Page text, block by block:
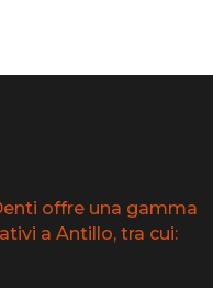
offre una gamma
a Antillo, tra cui: